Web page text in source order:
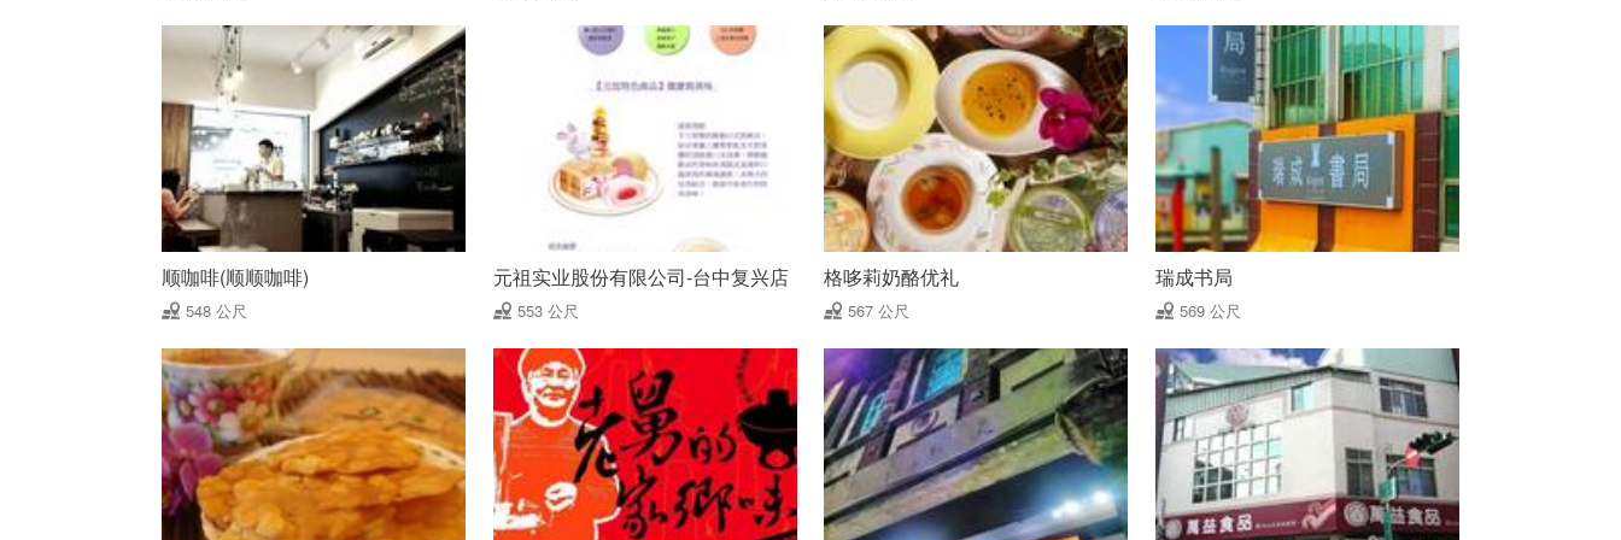
顺咖啡(顺顺咖啡)
548 公尺
元祖实业股份有限公司-台中复兴店
553 公尺
格哆莉奶酪优礼
567 公尺
瑞成书局
569 公尺